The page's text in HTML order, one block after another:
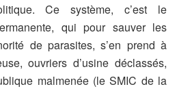
Ce système, c’est le
qui pour sauver les
de parasites, s’en prend à
ouvriers d’usine déclassés,
malmenée (le SMIC de la